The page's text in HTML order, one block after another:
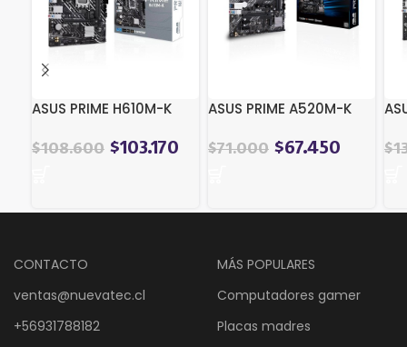
ASUS PRIME H610M-K
$108.600 $103.170
ASUS PRIME A520M-K
$71.000 $67.450 $
CONTACTO
ventas@nuevatec.cl
+56931788182
MÁS POPULARES
Computadores gamer
Placas madres